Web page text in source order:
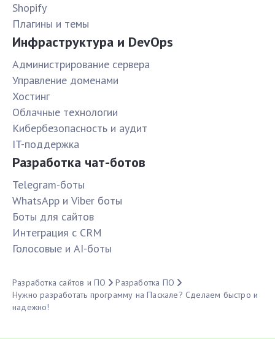
Shopify
Плагины и темы
Инфраструктура и DevOps
Администрирование сервера
Управление доменами
Хостинг
Облачные технологии
Кибербезопасность и аудит
IT-поддержка
Разработка чат-ботов
Telegram-боты
WhatsApp и Viber боты
Боты для сайтов
Интеграция с CRM
Голосовые и AI-боты
Разработка сайтов и ПО
Разработка ПО
Нужно разработать программу на Паскале? Сделаем быстро и
надежно!